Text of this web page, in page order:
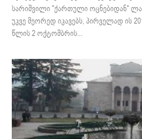
სარიშვილი "ქართული ოცნებიდან"
უკვე მეორედ იკავებს, პირველად ის
წლის 2 ოქტომბრის...